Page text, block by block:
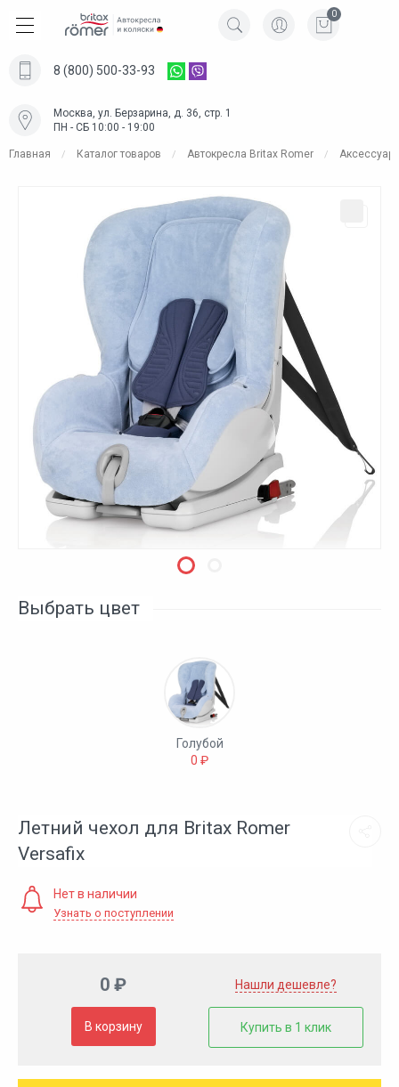
8 (800) 500-33-93
Москва, ул. Берзарина, д. 36, стр. 1
ПН - СБ 10:00 - 19:00
0
Главная Каталог товаров Автокресла Britax Romer
Выбрать цвет
Голубой
0 ₽
Летний чехол для Britax Romer
Versafix
Нет в наличии
Узнать о поступлении
0 ₽
В корзину
Нашли дешевле?
Купить в 1 клик